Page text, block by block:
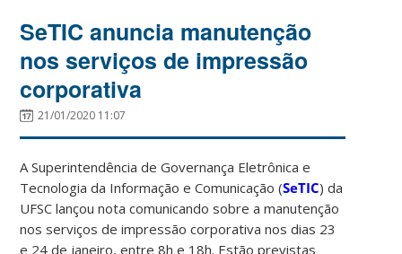
SeTIC anuncia manutenção
nos serviços de impressão
corporativa
21/01/2020 11:07
A Superintendência de Governança Eletrônica e
Tecnologia da Informação e Comunicação (SeTIC) da
UFSC lançou nota comunicando sobre a manutenção
nos serviços de impressão corporativa nos dias 23
e 24 de janeiro, entre 8h e 18h. Estão previstas